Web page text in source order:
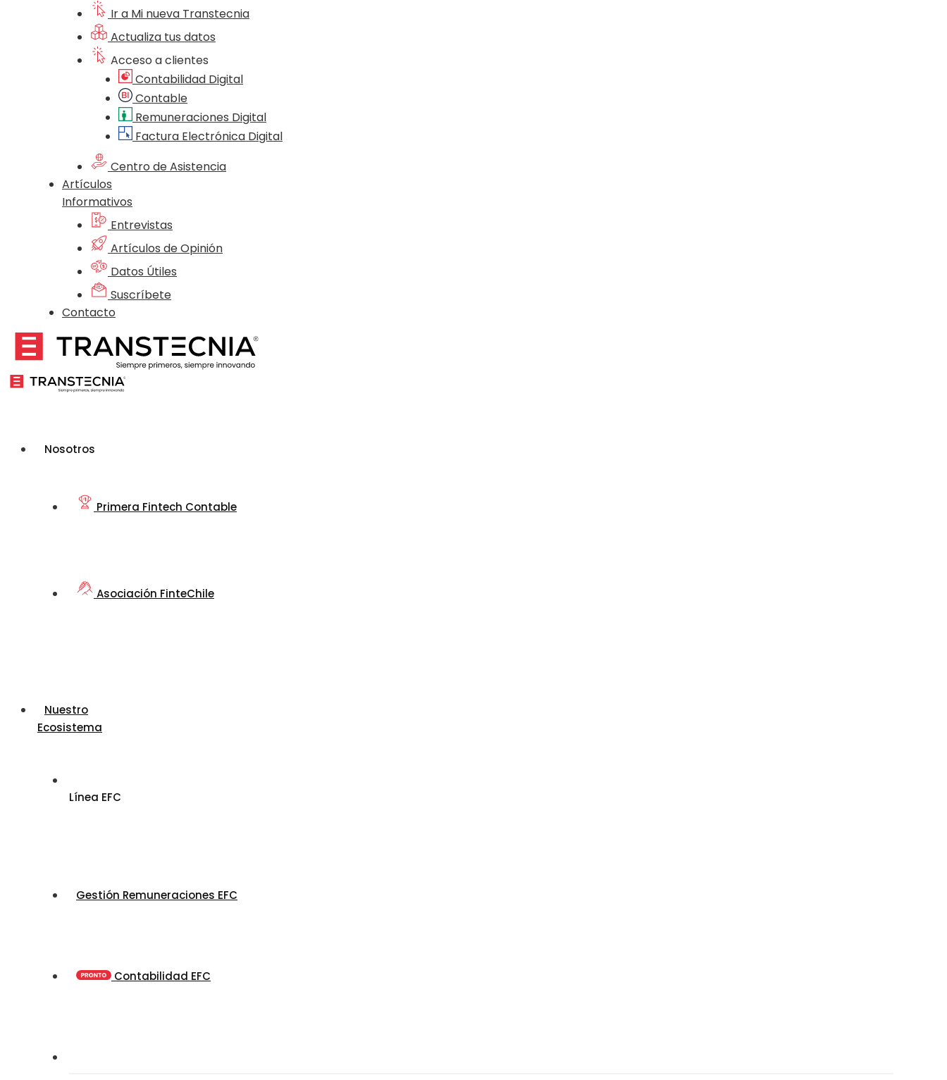
Ir a Mi nueva Transtecnia
Actualiza tus datos
Acceso a clientes
Contabilidad Digital
Contable
Remuneraciones Digital
Factura Electrónica Digital
Centro de Asistencia
Artículos
Informativos
Entrevistas
Artículos de Opinión
Datos Útiles
Suscríbete
Contacto
Nosotros
Primera Fintech Contable
Asociación FinteChile
Nuestro
Ecosistema
Línea EFC
Gestión Remuneraciones EFC
Contabilidad EFC